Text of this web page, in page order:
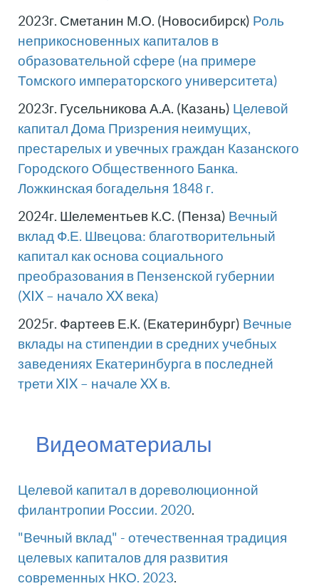
2023г. Сметанин М.О. (Новосибирск) Роль
неприкосновенных капиталов в
образовательной сфере (на примере
Томского императорского университета)
2023г. Гусельникова А.А. (Казань) Целевой
капитал Дома Призрения неимущих,
престарелых и увечных граждан Казанского
Городского Общественного Банка.
Ложкинская богадельня 1848 г.
2024г. Шелементьев К.С. (Пенза) Вечный
вклад Ф.Е. Швецова: благотворительный
капитал как основа социального
преобразования в Пензенской губернии
(XIX – начало XX века)
2025г. Фартеев Е.К. (Екатеринбург) Вечные
вклады на стипендии в средних учебных
заведениях Екатеринбурга в последней
трети XIX – начале XX в.
Видеоматериалы
Целевой капитал в дореволюционной
филантропии России. 2020.
"Вечный вклад" - отечественная традиция
целевых капиталов для развития
современных НКО. 2023.